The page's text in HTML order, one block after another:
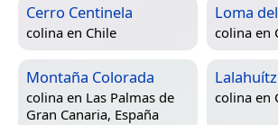
Cerro Centinela
colina en Chile
Loma
colina en
Montaña Colorada
colina en Las Palmas de
Gran Canaria, España
Lalahuítz
colina en